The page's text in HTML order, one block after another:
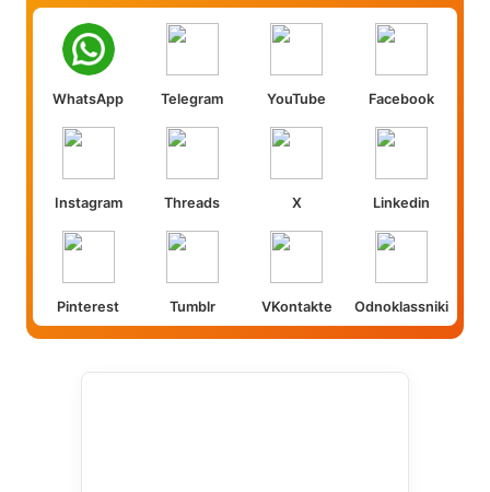
WhatsApp Telegram YouTube Facebook
Instagram Threads X Linkedin
Pinterest Tumblr VKontakte Odnoklassniki